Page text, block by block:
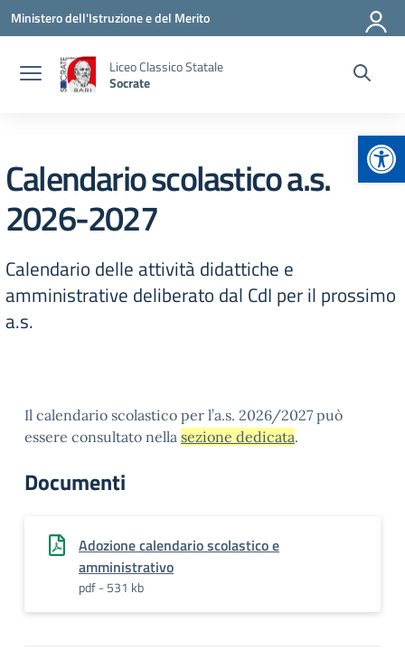
Vai ai contenuti
Vai al menu di navigazione
Vai al footer
Ministero dell'Istruzione e del Merito
Liceo Classico Statale
Socrate
Calendario scolastico a.s.
2026-2027
Calendario delle attività didattiche e
amministrative deliberato dal CdI per il prossimo
a.s.
Il calendario scolastico per l’a.s. 2026/2027 può
essere consultato nella sezione dedicata.
Documenti
Adozione calendario scolastico e
amministrativo
pdf - 531 kb